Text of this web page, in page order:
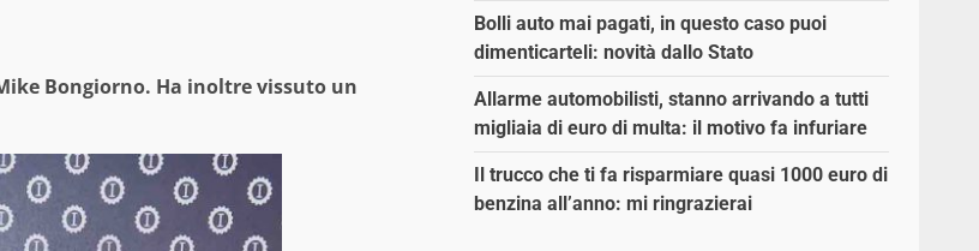
Bongiorno. Ha inoltre vissuto un
Bolli auto mai pagati, in questo caso puoi
dimenticarteli: novità dallo Stato
Allarme automobilisti, stanno arrivando a tutti
migliaia di euro di multa: il motivo fa infuriare
Il trucco che ti fa risparmiare quasi 1000 euro di
benzina all’anno: mi ringrazierai